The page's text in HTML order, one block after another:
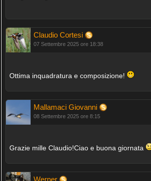
Claudio Cortesi
07 Settembre 2025 ore 18:38
Ottima inquadratura e composizione!
Mallamaci Giovanni
08 Settembre 2025 ore 8:15
Grazie mille Claudio!Ciao e buona giornata
Werner